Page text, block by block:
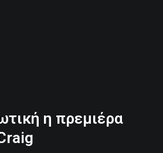
η πρεμιέρα